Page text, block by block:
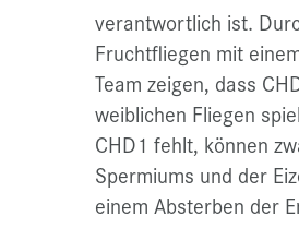
verantwortlich ist.
Fruchtfliegen mit
Team zeigen, dass
weiblichen Fliegen
CHD1 fehlt, können
Spermiums und der
einem Absterben der